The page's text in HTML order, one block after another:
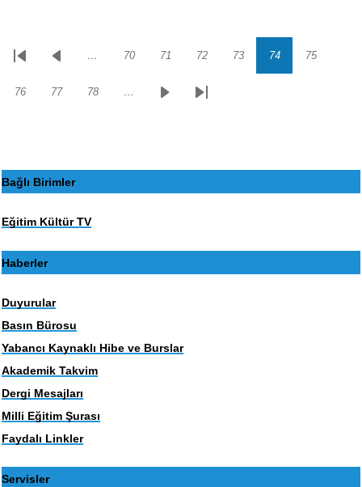
Sayfalama
İlk
Önceki… Sayfa
70 Sayfa
71 Sayfa
72 Sayfa
73 Sayfa
74 Sayfa
75
Sayfa
76 Sayfa
77 Sayfa
78 …
SonrakiSon
Bağlı Birimler
Eğitim Kültür TV
Haberler
Duyurular
Basın Bürosu
Yabancı Kaynaklı Hibe ve Burslar
Akademik Takvim
Dergi Mesajları
Milli Eğitim Şurası
Faydalı Linkler
Servisler